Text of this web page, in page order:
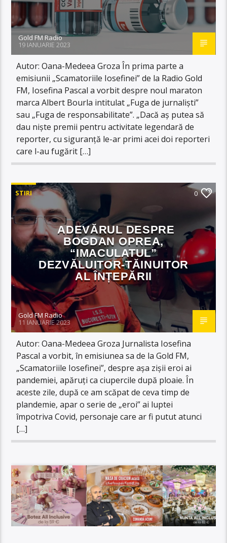
Gold FM Radio
19 IANUARIE 2023
Autor: Oana-Medeea Groza În prima parte a
emisiunii „Scamatoriile Iosefinei” de la Radio Gold
FM, Iosefina Pascal a vorbit despre noul maraton
marca Albert Bourla intitulat „Fuga de jurnaliști”
sau „Fuga de responsabilitate”. „Dacă aș putea să
dau niște premii pentru activitate legendară de
reporter, cu siguranță le-ar primi acei doi reporteri
care l-au fugărit […]
STIRI 0
ADEVĂRUL DESPRE
BOGDAN OPREA,
“IMACULATUL”
DEZVĂLUITOR-TĂINUITOR
AL ÎNȚEPĂRII
Gold FM Radio
11 IANUARIE 2023
Autor: Oana-Medeea Groza Jurnalista Iosefina
Pascal a vorbit, în emisiunea sa de la Gold FM,
„Scamatoriile Iosefinei”, despre așa zișii eroi ai
pandemiei, apăruți ca ciupercile după ploaie. În
aceste zile, după ce am scăpat de ceva timp de
plandemie, apar o serie de „eroi” ai luptei
împotriva Covid, personaje care ar fi putut atunci
[…]